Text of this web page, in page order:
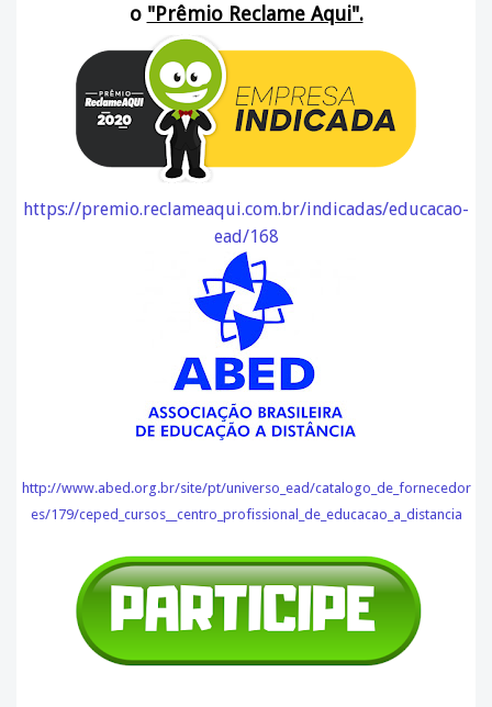
o "Prêmio Reclame Aqui".
https://premio.reclameaqui.com.br/indicadas/educacao-
ead/168
http://www.abed.org.br/site/pt/universo_ead/catalogo_de_fornecedor
es/179/ceped_cursos__centro_profissional_de_educacao_a_distancia